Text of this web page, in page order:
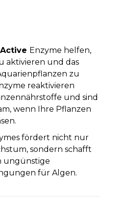
Enzyme helfen,
aktivieren und das
zu
reaktivieren
und sind
wenn Ihre Pflanzen
fördert nicht nur
sondern schafft
ungünstige
für Algen.